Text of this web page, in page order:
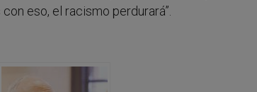
eso, el racismo perdurará”.